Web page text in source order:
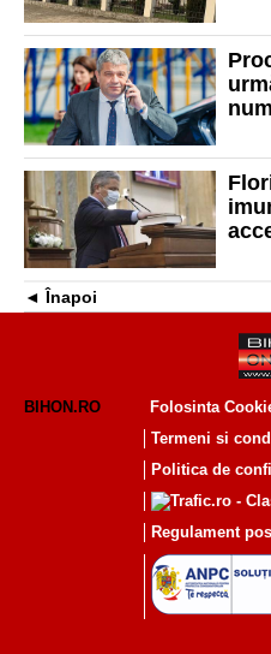
am
Înapoi
BIHON.RO
Folosinta
Termeni si
Politica de
Regulament